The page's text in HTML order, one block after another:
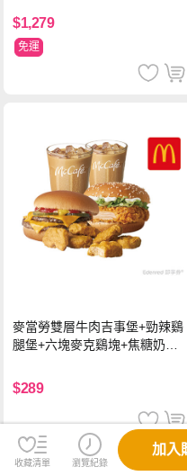
$1,279
免運
麥當勞雙層牛肉吉事堡+勁辣鷄
腿堡+六塊麥克鷄塊+焦糖奶茶
$289
收藏清單 瀏覽紀錄
加入